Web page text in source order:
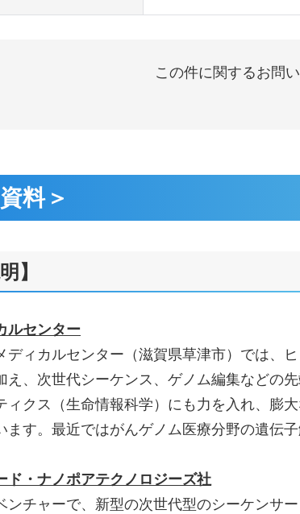
この件に関するお問
料＞
】
ルセンター
ディカルセンター（滋賀県草津市）では、
え、次世代シーケンス、ゲノム編集などの
ィクス（生命情報科学）にも力を入れ、膨
ます。最近ではがんゲノム医療分野の遺伝
ド・ナノポアテクノロジーズ社
ンチャーで、新型の次世代型のシーケンサ